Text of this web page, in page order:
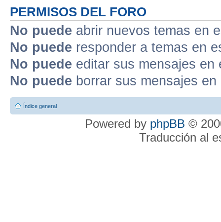
PERMISOS DEL FORO
No puede abrir nuevos temas en
No puede responder a temas en
No puede editar sus mensajes en
No puede borrar sus mensajes
Índice general
Powered by phpBB ©
Traducción al